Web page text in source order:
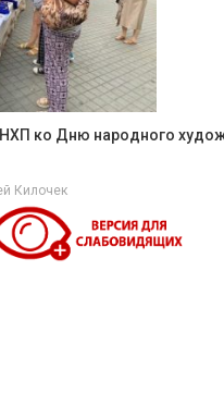
ко Дню народного
Килочек